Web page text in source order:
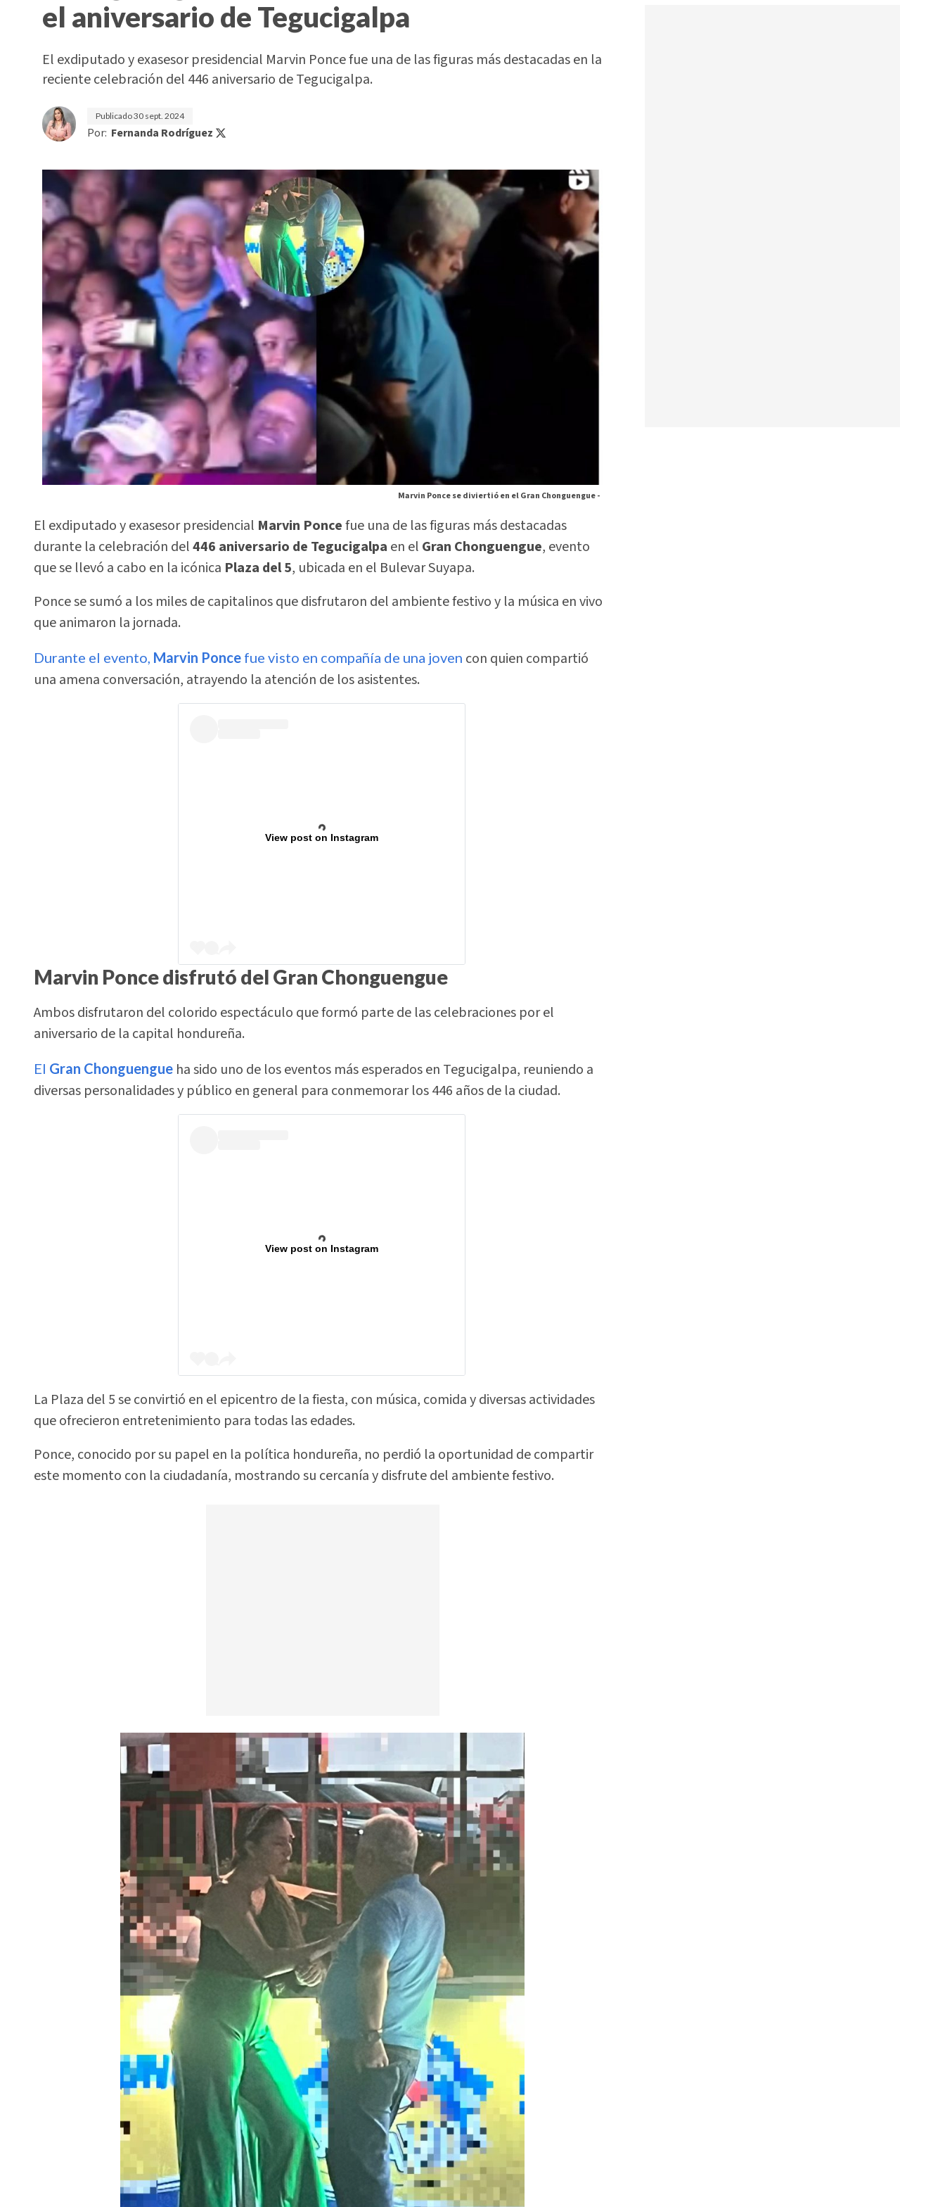
el aniversario de Tegucigalpa
El exdiputado y exasesor presidencial Marvin Ponce fue una de las figuras más destacadas en la
reciente celebración del 446 aniversario de Tegucigalpa.
Publicado30 sept. 2024
Por: Fernanda Rodríguez
Marvin Ponce se diviertió en el Gran Chonguengue -
El exdiputado y exasesor presidencial Marvin Poncefue una de las figuras más destacadas
durante la celebración del446 aniversario de Tegucigalpa en el Gran Chonguengue, evento
que se llevó a cabo en la icónica Plaza del 5, ubicada en el Bulevar Suyapa.
Ponce se sumó a los miles de capitalinos que disfrutaron del ambiente festivo y la música en vivo
que animaron la jornada.
Durante el evento, Marvin Ponce fue visto en compañía de una joven con quien compartió
una amena conversación, atrayendo la atención de los asistentes.
View post on Instagram
Marvin Ponce disfrutó del Gran Chonguengue
Ambos disfrutaron del colorido espectáculo que formó parte de las celebraciones por el
aniversario de la capital hondureña.
El Gran Chonguengue ha sido uno de los eventos más esperados en Tegucigalpa, reuniendo a
diversas personalidades y público en general para conmemorar los 446 años de la ciudad.
View post on Instagram
La Plaza del 5 se convirtió en el epicentro de la fiesta, con música, comida y diversas actividades
que ofrecieron entretenimiento para todas las edades.
Ponce, conocido por su papel en la política hondureña, no perdió la oportunidad de compartir
este momento con la ciudadanía, mostrando su cercanía y disfrute del ambiente festivo.